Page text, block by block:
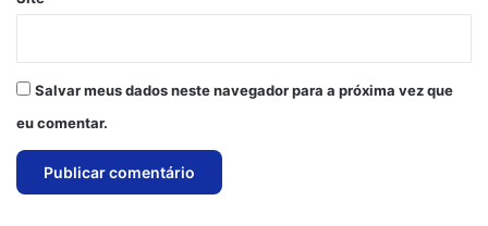
Salvar meus dados neste navegador para a próxima vez que
eu comentar.